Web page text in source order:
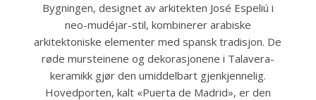
Bygningen, designet av arkitekten José Espeliú i
neo-mudéjar-stil, kombinerer arabiske
arkitektoniske elementer med spansk tradisjon. De
røde mursteinene og dekorasjonene i Talavera-
keramikk gjør den umiddelbart gjenkjennelig.
Hovedporten, kalt «Puerta de Madrid», er den